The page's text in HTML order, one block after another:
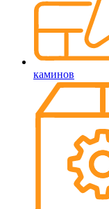
каминов